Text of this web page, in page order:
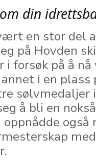
din
en stor del
på Hovden
forsøk på å
i en plass
sølvmedaljer
å bli en
også